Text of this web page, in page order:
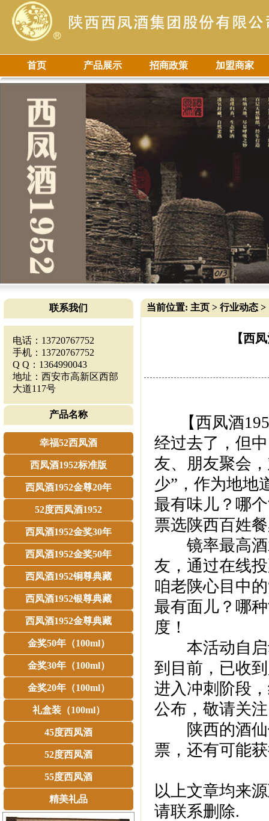
首页 产品展示 招商政策 加盟商家
联系我们
电话：13720767752
手机：13720767752
Q Q：1364990043
地址：西安市高新区西部
大道117号
产品名称
幸福52西凤酒
西凤酒1952标准版
西凤酒1952金尊20年
52度西凤酒1952
西凤酒1952金奖30年
西凤酒1952金奖50年
西凤酒1952铜尊典藏
西凤酒1952银尊典藏
西凤酒1952金尊典藏
金奖50年（100ml）
金奖30年（100ml）
金奖20年（100ml）
礼盒装（100ml）
45度西凤酒
52度西凤酒
55度西凤酒
精美礼品
当前位置: 主页 > 行业动态 >
【西
【西凤酒
经过去了，但
友、朋友聚会
少”，作为地地
最有味儿？哪
票选陕西百姓
镜率最高酒
友，通过在线
咱老陕心目中
最有面儿？哪
度！
本活动自启
到目前，已收
进入冲刺阶段
公布，敬请关
陕西的酒仙
票，还有可能
以上文章均来
请联系删除.